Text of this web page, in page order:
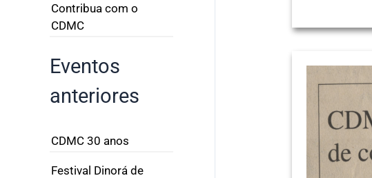
Contribua com o
CDMC
Eventos
anteriores
CDMC 30 anos
Festival Dinorá de